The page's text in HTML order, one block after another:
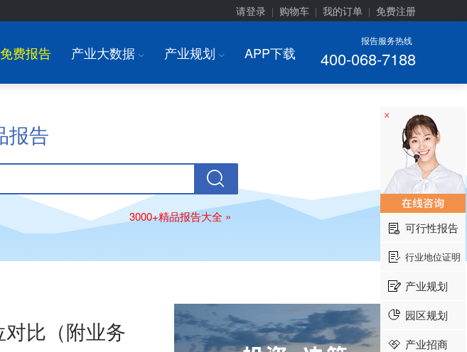
请登录 购物车 我的订单 免费注册
报告服务热线
400-068-7188
免费报告 产业大数据 I 产业规划 I APP下载
报告
3000+精品报告大全 »
对比（附业务
×
可行性报告
行业地位证明
产业规划
园区规划
产业招商